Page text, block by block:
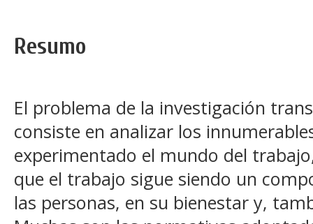
Resumo
El problema de la investigación
consiste en analizar los
experimentado el mundo del
que el trabajo sigue siendo un
las personas, en su bienestar y,